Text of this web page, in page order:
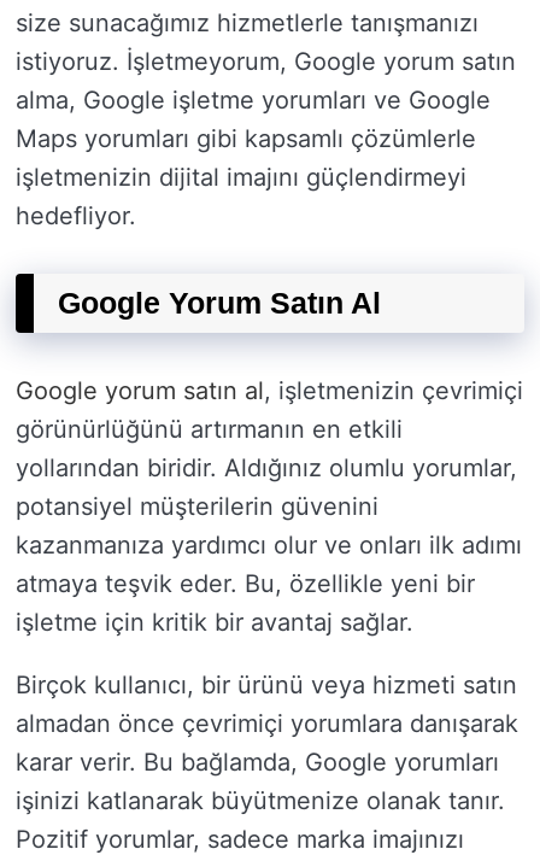
size sunacağımız hizmetlerle tanışmanızı
istiyoruz. İşletmeyorum, Google yorum satın
alma, Google işletme yorumları ve Google
Maps yorumları gibi kapsamlı çözümlerle
işletmenizin dijital imajını güçlendirmeyi
hedefliyor.
Google Yorum Satın Al
Google yorum satın al, işletmenizin çevrimiçi
görünürlüğünü artırmanın en etkili
yollarından biridir. Aldığınız olumlu yorumlar,
potansiyel müşterilerin güvenini
kazanmanıza yardımcı olur ve onları ilk adımı
atmaya teşvik eder. Bu, özellikle yeni bir
işletme için kritik bir avantaj sağlar.
Birçok kullanıcı, bir ürünü veya hizmeti satın
almadan önce çevrimiçi yorumlara danışarak
karar verir. Bu bağlamda, Google yorumları
işinizi katlanarak büyütmenize olanak tanır.
Pozitif yorumlar, sadece marka imajınızı